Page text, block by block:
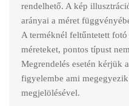
rendelhető. A kép
arányai a méret
A terméknél feltűntetett
méreteket, pontos típust
Megrendelés esetén kérjük
figyelembe ami
megjelölésével.